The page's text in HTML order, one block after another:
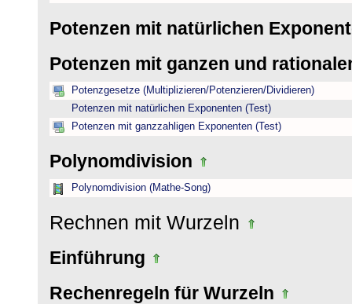
Potenzen mit natürlichen
Potenzen mit ganzen und
Potenzgesetze (Multiplizieren/Potenzieren/Dividieren)
Potenzen mit natürlichen Exponenten (Test)
Potenzen mit ganzzahligen Exponenten (Test)
Polynomdivision
Polynomdivision (Mathe-Song)
Rechnen mit Wurzeln
Einführung
Rechenregeln für Wurzeln